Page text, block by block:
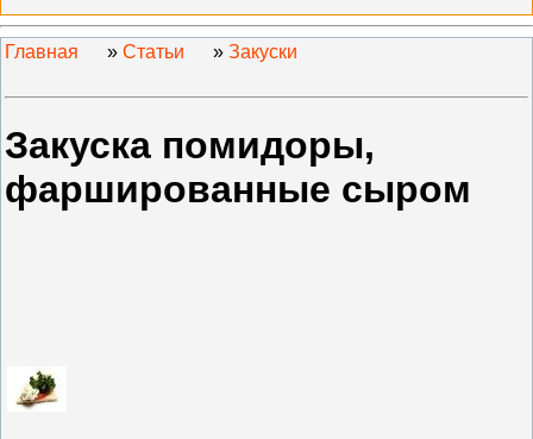
Главная » Статьи » Закуски
Закуска помидоры,
фаршированные сыром